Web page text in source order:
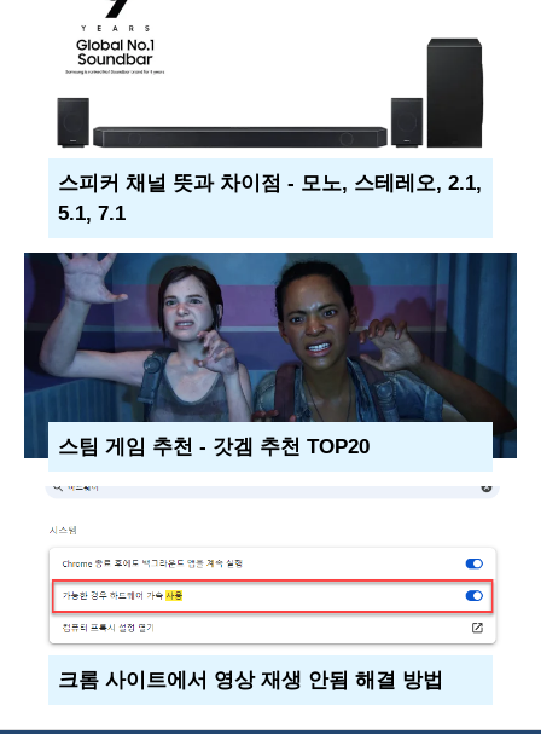
스피커 채널 뜻과 차이점 - 모노, 스테레오, 2.1,
5.1, 7.1
스팀 게임 추천 - 갓겜 추천 TOP20
크롬 사이트에서 영상 재생 안됨 해결 방법